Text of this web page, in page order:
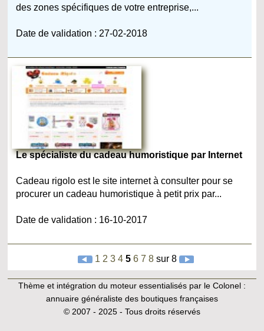
des zones spécifiques de votre entreprise,...
Date de validation : 27-02-2018
Le spécialiste du cadeau humoristique par Internet
Cadeau rigolo est le site internet à consulter pour se
procurer un cadeau humoristique à petit prix par...
Date de validation : 16-10-2017
1 2 3 4 5 6 7 8 sur 8
Thème et intégration du moteur essentialisés par le Colonel :
annuaire généraliste des boutiques françaises
© 2007 - 2025 - Tous droits réservés